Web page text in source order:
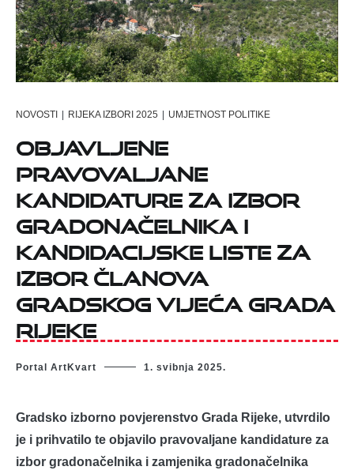
NOVOSTI | RIJEKA IZBORI 2025 | UMJETNOST POLITIKE
Objavljene
pravovaljane
kandidature za izbor
gradonačelnika i
kandidacijske liste za
izbor članova
Gradskog vijeća Grada
Rijeke
Portal ArtKvart 1. svibnja 2025.
Gradsko izborno povjerenstvo Grada Rijeke, utvrdilo
je i prihvatilo te objavilo pravovaljane kandidature za
izbor gradonačelnika i zamjenika gradonačelnika